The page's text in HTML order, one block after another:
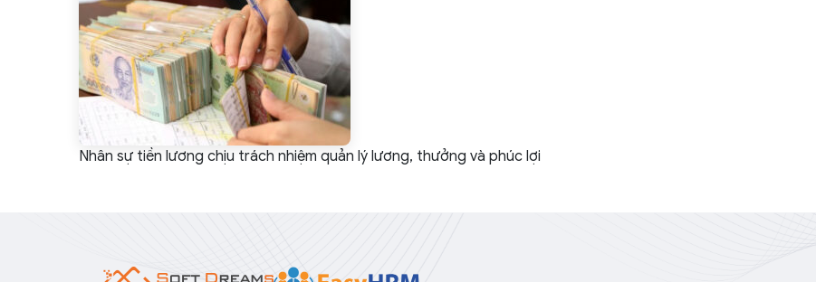
Nhân sự tiền lương chịu trách nhiệm quản lý lương, thưởng và phúc lợi